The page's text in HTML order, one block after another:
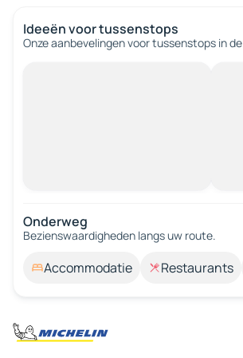
Ideeën voor tussenstops
Onze aanbevelingen voor tussenstops in
Onderweg
Bezienswaardigheden langs uw route.
Accommodatie Restaurants